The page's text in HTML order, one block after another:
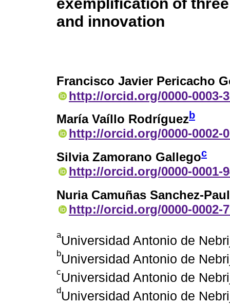
and innovation
Francisco Javier Pericacho
http://orcid.org/0000-0003-
María Vaíllo Rodríguezb
http://orcid.org/0000-0002-
Silvia Zamorano Gallegoc
http://orcid.org/0000-0001-
Nuria Camuñas Sanchez-
http://orcid.org/0000-0002-
aUniversidad Antonio de
bUniversidad Antonio de
cUniversidad Antonio de
dUniversidad Antonio de